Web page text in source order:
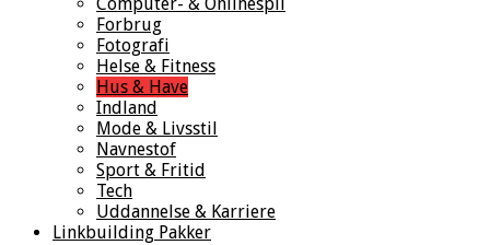
Forbrug
Fotografi
Helse & Fitness
Hus & Have
Indland
Mode & Livsstil
Navnestof
Sport & Fritid
Tech
Uddannelse & Karriere
Linkbuilding Pakker